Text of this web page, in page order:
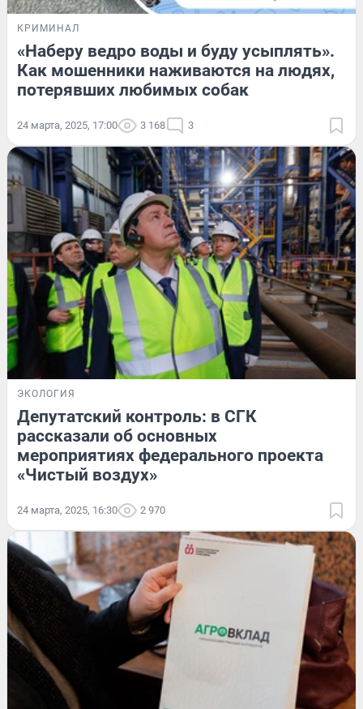
КРИМИНАЛ
«Наберу ведро воды и буду усыплять».
Как мошенники наживаются на людях,
потерявших любимых собак
24 марта, 2025, 17:00 3 168 3
ЭКОЛОГИЯ
Депутатский контроль: в СГК
рассказали об основных
мероприятиях федерального проекта
«Чистый воздух»
24 марта, 2025, 16:30 2 970